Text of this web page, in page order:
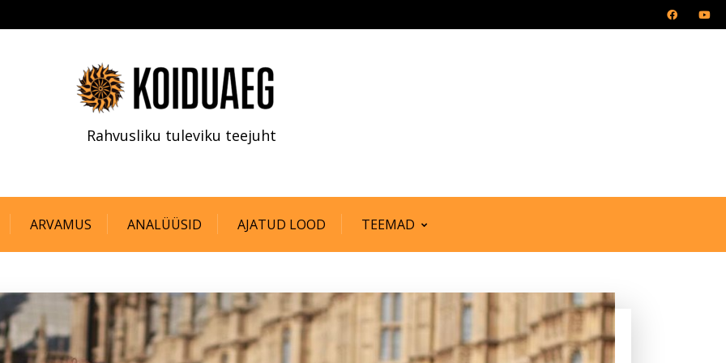
Rahvusliku tuleviku teejuht
ARVAMUS ANALÜÜSID AJATUD LOOD TEEMAD